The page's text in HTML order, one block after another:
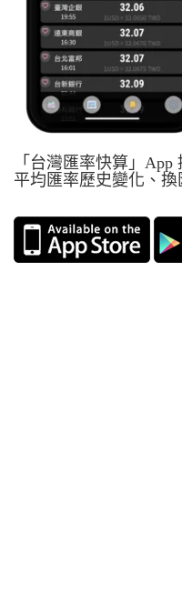
「台灣匯率快算」
平均匯率歷史變化、換